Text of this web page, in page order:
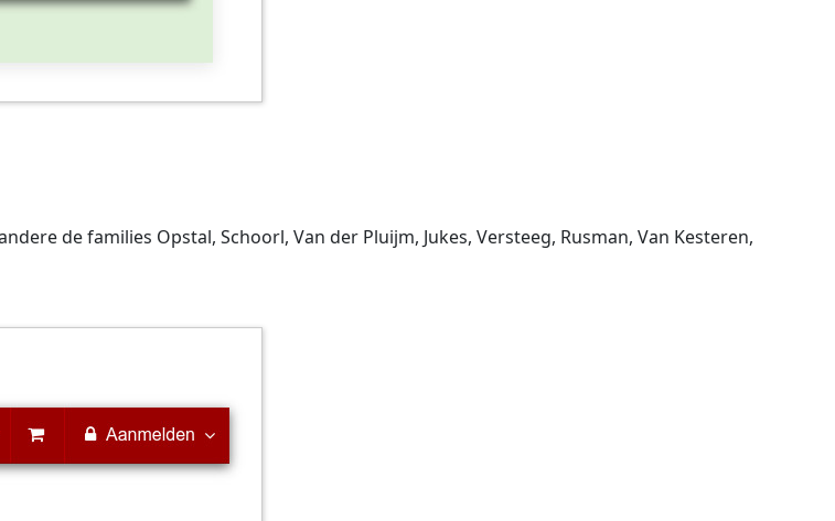
de families Opstal, Schoorl, Van der Pluijm, Jukes, Versteeg, Rusman, Van Kesteren,